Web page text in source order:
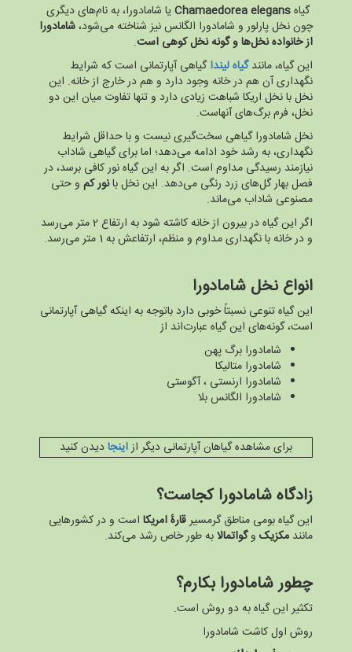
گیاهChamaedorea elegansیا شامادورا، به نام‌های دیگری
چون نخل پارلور و شامادورا الگانس نیز شناخته می‌شود،شامادورا
از خانواده نخل‌ها و گونه نخل کوهی است.
این گیاه، مانندگیاه لینداگیاهی آپارتمانی است که شرایط
نگهداری آن هم در خانه وجود دارد و هم در خارج از خانه. این
نخل با نخل اریکا شباهت زیادی دارد و تنها تفاوت میان این دو
نخل، فرم برگ‌های آنهاست.
نخل شامادورا گیاهی سخت‌گیری نیست و با حداقل شرایط
نگهداری، به رشد خود ادامه می‌دهد؛ اما برای گیاهی شاداب
نیازمند رسیدگی مداوم است. اگر به این گیاه نور کافی برسد، در
فصل بهار گل‌های زرد رنگی می‌دهد. این نخل بانور کم و حتی
مصنوعی شاداب می‌ماند.
اگر این گیاه در بیرون از خانه کاشته شود به ارتفاع 2 متر می‌رسد
و در خانه با نگهداری مداوم و منظم، ارتفاعش به 1 متر می‌رسد.
انواع نخل شامادورا
این گیاه تنوعی نسبتاً خوبی دارد باتوجه‌ به اینکه گیاهی آپارتمانی
است، گونه‌های این گیاه عبارت‌اند از
شامادورا برگ پهن
شامادورا متالیکا
شامادورا ارنستی ، آگوستی
شامادورا الگانس بلا
برای مشاهده گیاهان آپارتمانی دیگر ازاینجادیدن کنید
زادگاه شامادورا کجاست؟
این گیاه بومی مناطق گرمسیرقارهٔ امریکا است و در کشورهایی
مانند مکزیک وگواتمالابه طور خاص رشد می‌کند.
چطور شامادورا بکارم؟
تکثیر این گیاه به دو روش است.
روش اول کاشت شامادورا